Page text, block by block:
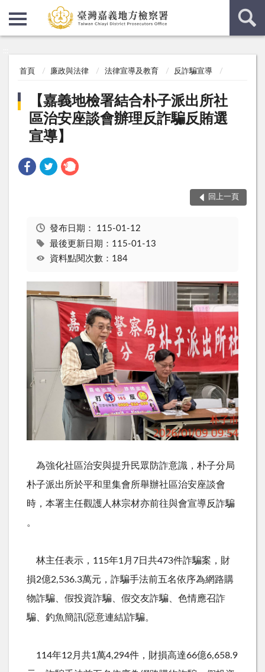
首頁 廉政與法律 法律宣導及教育 反詐騙宣導
【嘉義地檢署結合朴子派出所社
區治安座談會辦理反詐騙反賄選
宣導】
回上一頁
發布日期： 115-01-12
最後更新日期：115-01-13
資料點閱次數：184
為強化社區治安與提升民眾防詐意識，朴子分局
朴子派出所於平和里集會所舉辦社區治安座談會
時，本署主任觀護人林宗材亦前往與會宣導反詐騙
。
林主任表示， 115年1 月 7日共473件詐騙案，財
損2億2,536.3萬元，詐騙手法前五名依序為網路購
物詐騙、假投資詐騙、假交友詐騙、色情應召詐
騙、釣魚簡訊(惡意連結)詐騙。
114年12 月共1 萬4,294件，財損高達66億6,658.9